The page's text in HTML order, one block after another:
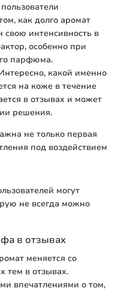
как долго аромат
свою интенсивность в
особенно при
парфюма.
какой именно
на коже в течение
в отзывах и может
решения.
не только первая
под воздействием
могут
не всегда можно
в отзывах
меняется со
тем в отзывах.
впечатлениями о том,